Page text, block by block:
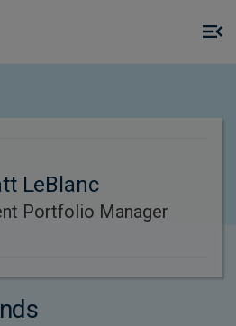
LeBlanc
Portfolio Manager